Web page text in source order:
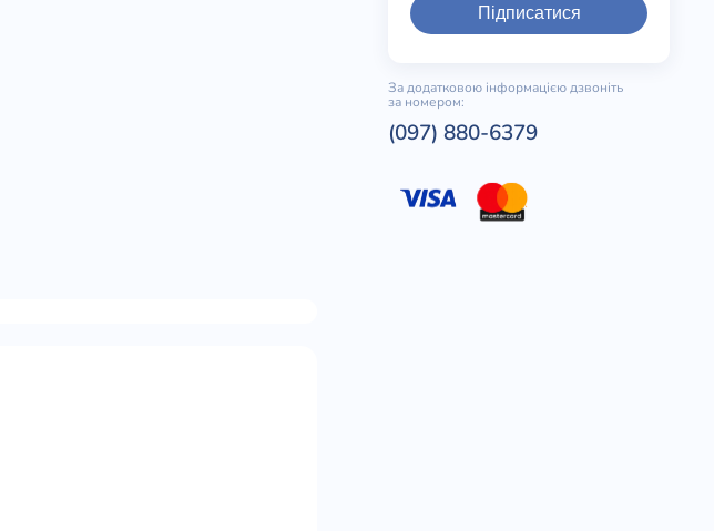
Підписатися
За додатковою інформацією дзвоніть
за номером:
(097) 880-6379